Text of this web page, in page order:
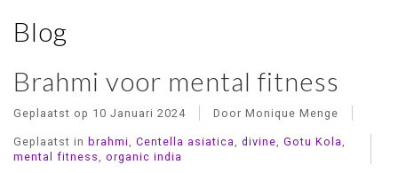
Blog
Brahmi voor mental fitness
Geplaatst op 10 Januari 2024 Door Monique Menge
Geplaatst in brahmi, Centella asiatica, divine, Gotu Kola,
mental fitness, organic india